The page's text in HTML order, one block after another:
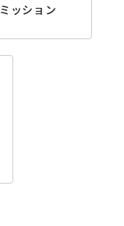
ミッション